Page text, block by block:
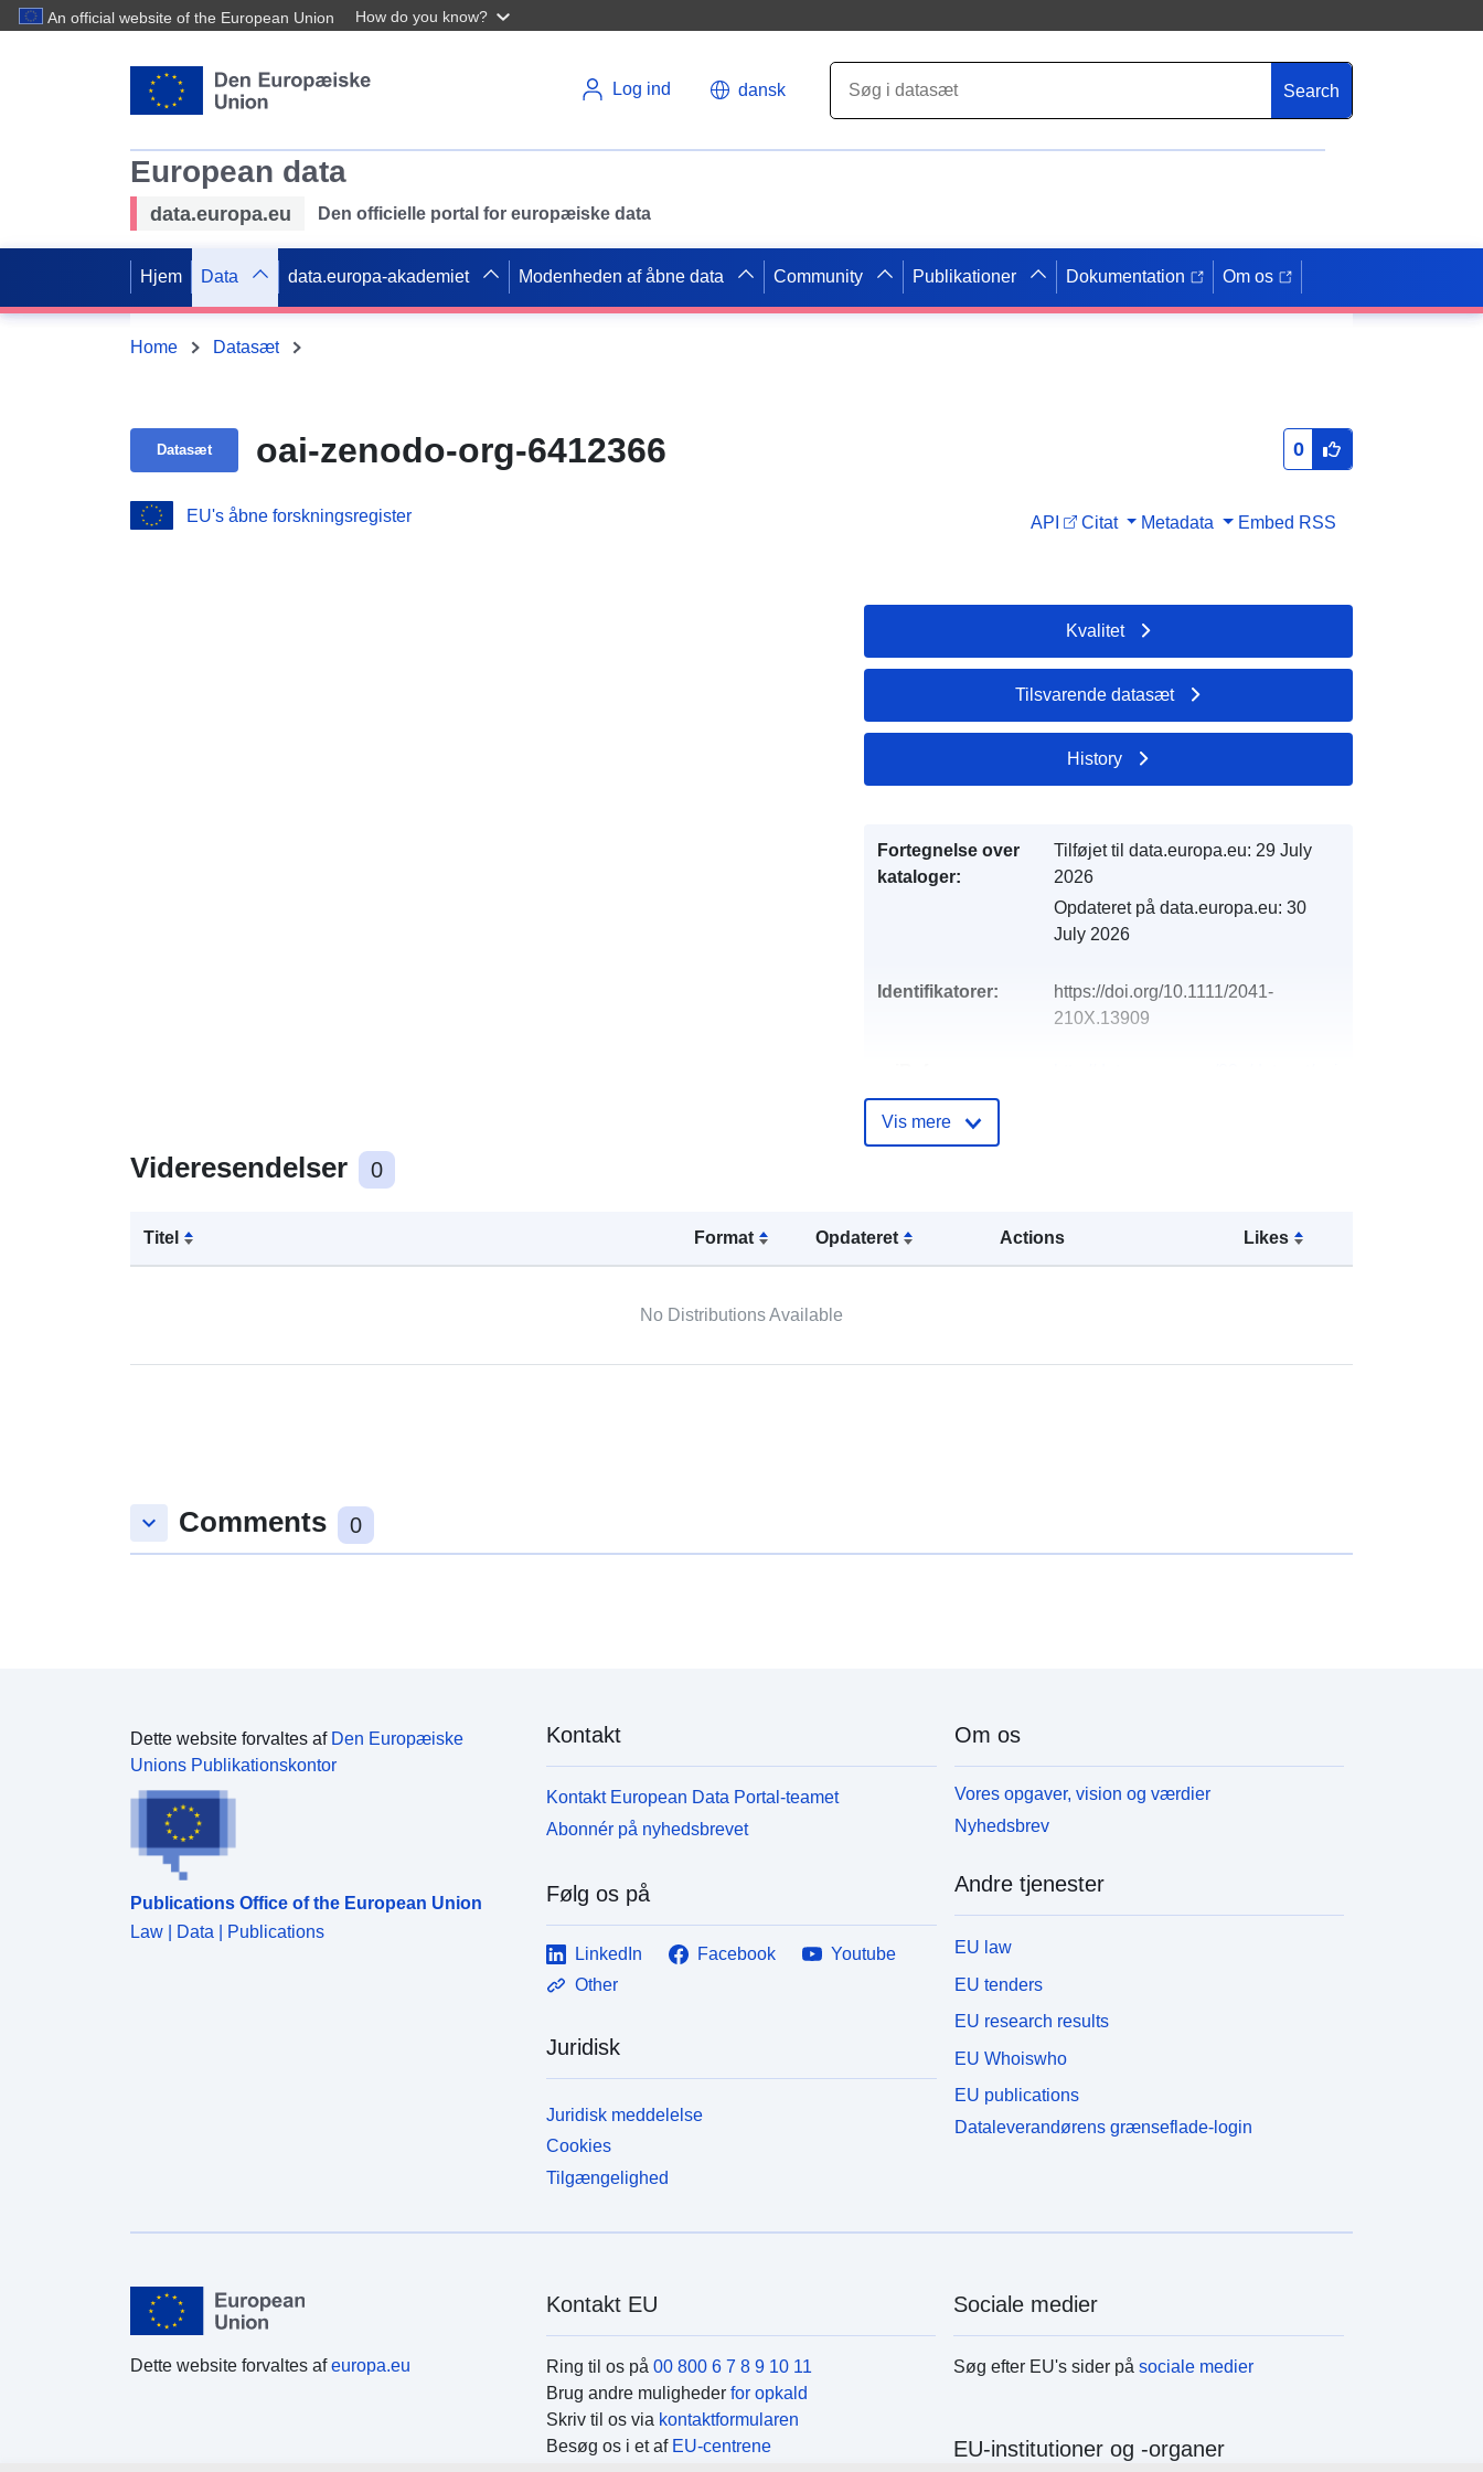
An official website of the European Union How do you know?
Log ind dansk Search
European data
data.europa.eu Den officielle portal for europæiske data
Hjem Data data.europa-akademiet Modenheden af åbne data Community Publikationer Dokumentation Om os
Home Datasæt
Datasæt oai-zenodo-org-6412366 0
EU's åbne forskningsregister API Citat Metadata Embed RSS
Videresendelser 0
Titel Format Opdateret Actions Likes
No Distributions Available
Kvalitet
Tilsvarende datasæt
History
Fortegnelse over
kataloger:
Tilføjet til data.europa.eu: 29 July
2026
Opdateret på data.europa.eu: 30
July 2026
Identifikatorer:
https://doi.org/10.1111/2041-
210X.13909
Type:
Vis mere
keyboard_arrow_down Comments 0
Dette website forvaltes af Den Europæiske
Unions Publikationskontor
Publications Office of the European Union
Law | Data | Publications
Kontakt
Kontakt European Data Portal-teamet
Abonnér på nyhedsbrevet
Følg os på
LinkedIn Facebook
Youtube
Other
Juridisk
Juridisk meddelelse
Cookies
Tilgængelighed
Om os
Vores opgaver, vision og værdier
Nyhedsbrev
Andre tjenester
EU law
EU tenders
EU research results
EU Whoiswho
EU publications
Dataleverandørens grænseflade-login
Dette website forvaltes afeuropa.eu
Kontakt EU
Ring til os på 00 800 6 7 8 9 10 11
Brug andre muligheder for opkald
Skriv til os via kontaktformularen
Besøg os i et af EU-centrene
Sociale medier
Søg efter EU's sider påsociale medier
EU-institutioner og -organer